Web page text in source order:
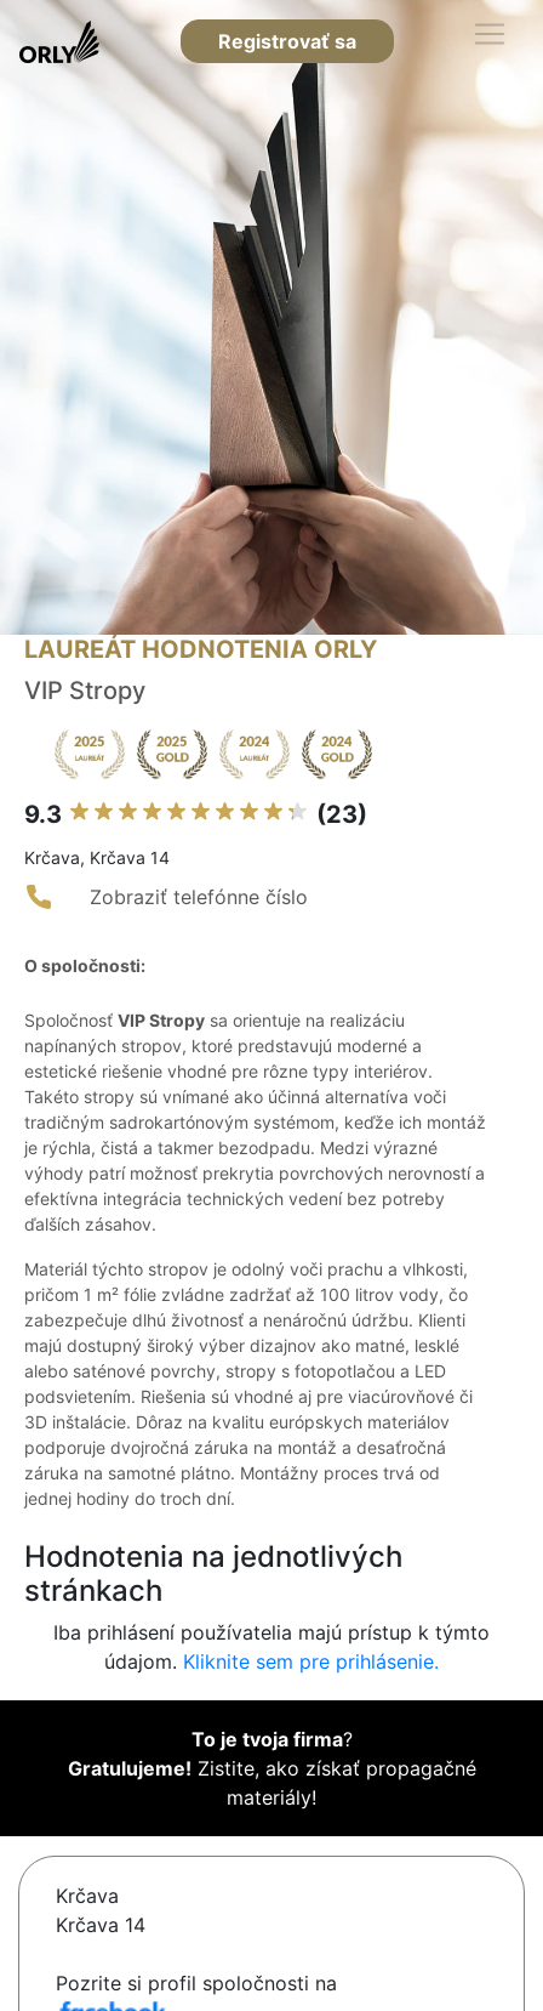
Registrovať sa
LAUREÁT HODNOTENIA ORLY
VIP Stropy
9.3 (23)
Krčava, Krčava 14
Zobraziť telefónne číslo
O spoločnosti:
Spoločnosť VIP Stropy sa orientuje na realizáciu
napínaných stropov, ktoré predstavujú moderné a
estetické riešenie vhodné pre rôzne typy interiérov.
Takéto stropy sú vnímané ako účinná alternatíva voči
tradičným sadrokartónovým systémom, keďže ich montáž
je rýchla, čistá a takmer bezodpadu. Medzi výrazné
výhody patrí možnosť prekrytia povrchových nerovností a
efektívna integrácia technických vedení bez potreby
ďalších zásahov.
Materiál týchto stropov je odolný voči prachu a vlhkosti,
pričom 1 m² fólie zvládne zadržať až 100 litrov vody, čo
zabezpečuje dlhú životnosť a nenáročnú údržbu. Klienti
majú dostupný široký výber dizajnov ako matné, lesklé
alebo saténové povrchy, stropy s fotopotlačou a LED
podsvietením. Riešenia sú vhodné aj pre viacúrovňové či
3D inštalácie. Dôraz na kvalitu európskych materiálov
podporuje dvojročná záruka na montáž a desaťročná
záruka na samotné plátno. Montážny proces trvá od
jednej hodiny do troch dní.
Hodnotenia na jednotlivých
stránkach
Iba prihlásení používatelia majú prístup k týmto
údajom. Kliknite sem pre prihlásenie.
To je tvoja firma?
Gratulujeme! Zistite, ako získať propagačné
materiály!
Krčava
Krčava 14
Pozrite si profil spoločnosti na